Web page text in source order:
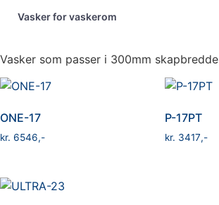
Vasker for vaskerom
Vasker som passer i 300mm skapbredde
ONE-17
kr 6546
P-17PT
kr 3417